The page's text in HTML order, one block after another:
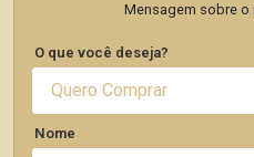
Mensagem sobre o
O que você deseja?
Quero Comprar
Nome